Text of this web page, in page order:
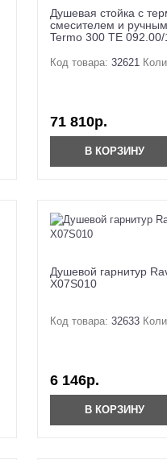
Душевая стойка с
смесителем и
Termo 300 TE
Код товара: 32621
71 810р.
В КОРЗИНУ
Душевой гарнитур
X07S010
Код товара: 32633
6 146р.
В КОРЗИНУ